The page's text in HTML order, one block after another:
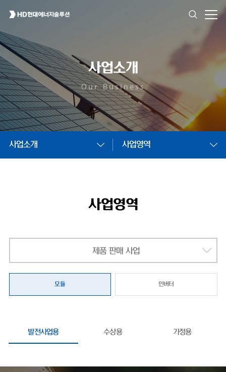
사업소개
Our Business
사업소개 사업영역
사업영역
제품 판매 사업
모듈 인버터
발전사업용 수상용 가정용